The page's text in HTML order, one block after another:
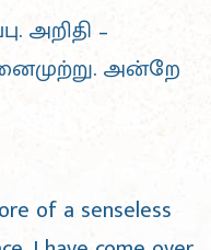
அறிதி –
அன்றே
of a senseless